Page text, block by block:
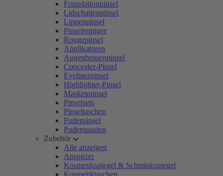
Foundationpinsel
Lidschattenpinsel
Lippenpinsel
Pinselreiniger
Rougepinsel
Applikatoren
Augenbrauenpinsel
Concealer-Pinsel
Eyelinerpinsel
Highlighter-Pinsel
Maskenpinsel
Pinselsets
Pinseltaschen
Puderpinsel
Puderquasten
Zubehör
Alle anzeigen
Anspitzer
Kosmetikspiegel & Schminkspiegel
Kosmetiktaschen